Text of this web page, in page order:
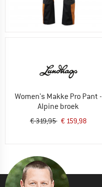
Women's Makke Pro Pant -
Alpine broek
Oorspronkelijke prijs
€ 319,95 Prijs
€ 159,98